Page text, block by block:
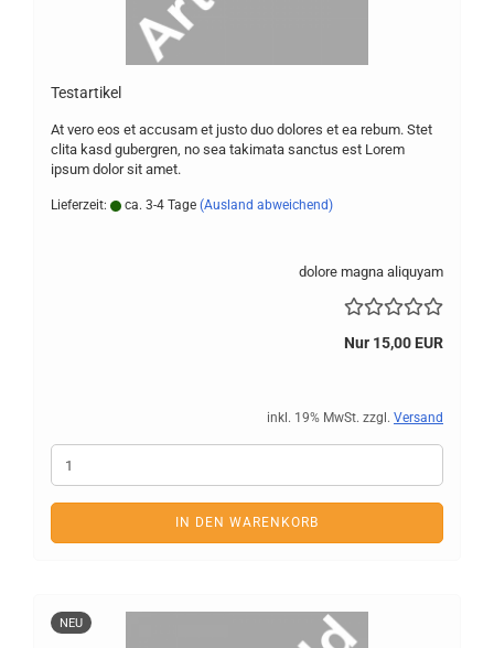
Te­st­ar­ti­kel
At vero eos et ac­cu­sam et justo duo do­lo­res et ea rebum. Stet
clita kasd gu­ber­gren, no sea ta­ki­ma­ta sanc­tus est Lorem
ipsum dolor sit amet.
Lieferzeit: ca. 3-4 Tage (Ausland abweichend)
dolore magna aliquyam
Nur 15,00 EUR
inkl. 19% MwSt. zzgl. Versand
IN DEN WARENKORB
NEU